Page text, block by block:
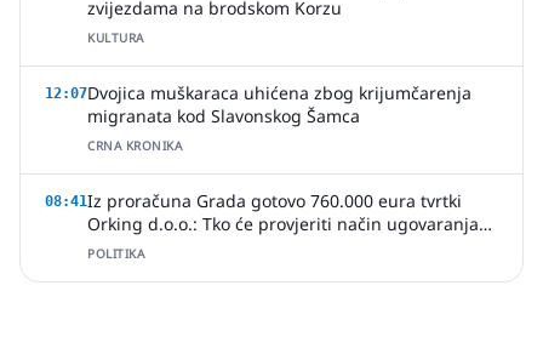
zvijezdama na brodskom Korzu
KULTURA
12:07Dvojica muškaraca uhićena zbog krijumčarenja
migranata kod Slavonskog Šamca
CRNA KRONIKA
08:41Iz proračuna Grada gotovo 760.000 eura tvrtki
Orking d.o.o.: Tko će provjeriti način ugovaranja
poslova?
POLITIKA